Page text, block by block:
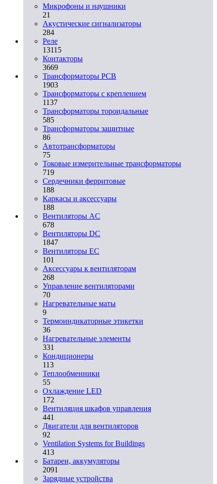
Микрофоны и наушники
21
Акустические сигнализаторы
284
Реле
13115
Контакторы
3669
Трансформаторы PCB
1903
Трансформаторы с креплением
1137
Трансформаторы тороидальные
585
Трансформаторы защитные
86
Автотрансформаторы
75
Токовые измерительные трансформаторы
719
Сердечники ферритовые
188
Каркасы и аксессуары
188
Вентиляторы AC
678
Вентиляторы DC
1847
Вентиляторы EC
101
Аксессуары к вентиляторам
268
Управление вентиляторами
70
Нагревательные маты
9
Термоиндикаторные этикетки
36
Нагревательные элементы
331
Кондиционеры
113
Теплообменники
55
Охлаждение LED
172
Вентиляция шкафов управления
441
Двигатели для вентиляторов
92
Ventilation Systems for Buildings
413
Батареи, аккумуляторы
2091
Зарядные устройства